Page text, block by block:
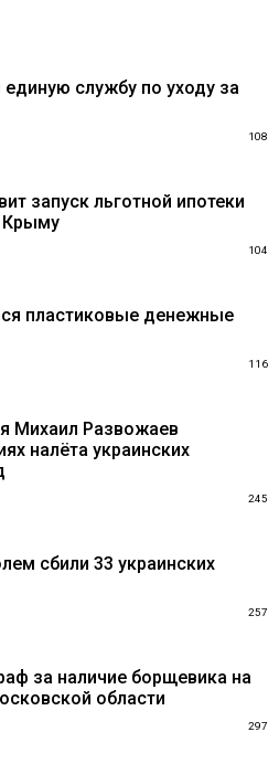
службу по уходу за
108
запуск льготной ипотеки
Крыму
104
пластиковые денежные
116
Михаил Развожаев
налёта украинских
245
сбили 33 украинских
257
за наличие борщевика на
области
297